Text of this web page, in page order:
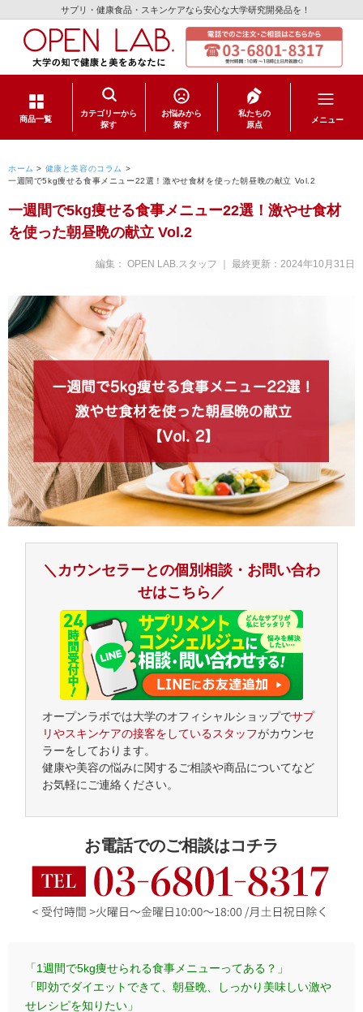
サプリ・健康食品・スキンケアなら安心な大学研究開発品を！
商品一覧
カテゴリーから
探す
スキンケア
お悩みから
探す
私たちの
原点
メニュー
ホーム > 健康と美容のコラム >
一週間で5kg痩せる食事メニュー22選！激やせ食材を使った朝昼晩の献立 Vol.2
一週間で5kg痩せる食事メニュー22選！激やせ食材
を使った朝昼晩の献立 Vol.2
編集： OPEN LAB.スタッフ ｜ 最終更新： 2024年10月31日
＼カウンセラーとの個別相談・お問い合わ
せはこちら／
オープンラボでは大学のオフィシャルショップでサプ
リやスキンケアの接客をしているスタッフがカウンセ
ラーをしております。
健康や美容の悩みに関するご相談や商品についてなど
お気軽にご連絡ください。
お電話でのご相談はコチラ
「1週間で5kg痩せられる食事メニューってある？」
「即効でダイエットできて、朝昼晩、しっかり美味しい激や
せレシピを知りたい」